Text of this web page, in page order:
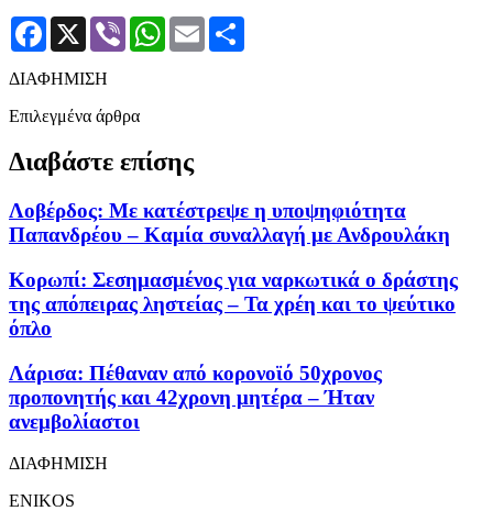
Facebook
X Viber WhatsApp
Email
ΔΙΑΦΗΜΙΣΗ
Επιλεγμένα άρθρα
Διαβάστε επίσης
Λοβέρδος: Με κατέστρεψε η υποψηφιότητα
Παπανδρέου – Καμία συναλλαγή με Ανδρουλάκη
Κορωπί: Σεσημασμένος για ναρκωτικά ο δράστης
της απόπειρας ληστείας – Τα χρέη και το ψεύτικο
όπλο
Λάρισα: Πέθαναν από κορονοϊό 50χρονος
προπονητής και 42χρονη μητέρα – Ήταν
ανεμβολίαστοι
ΔΙΑΦΗΜΙΣΗ
ENIKOS